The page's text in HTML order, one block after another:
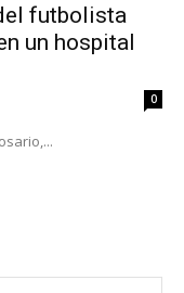
futbolista
un hospital
0